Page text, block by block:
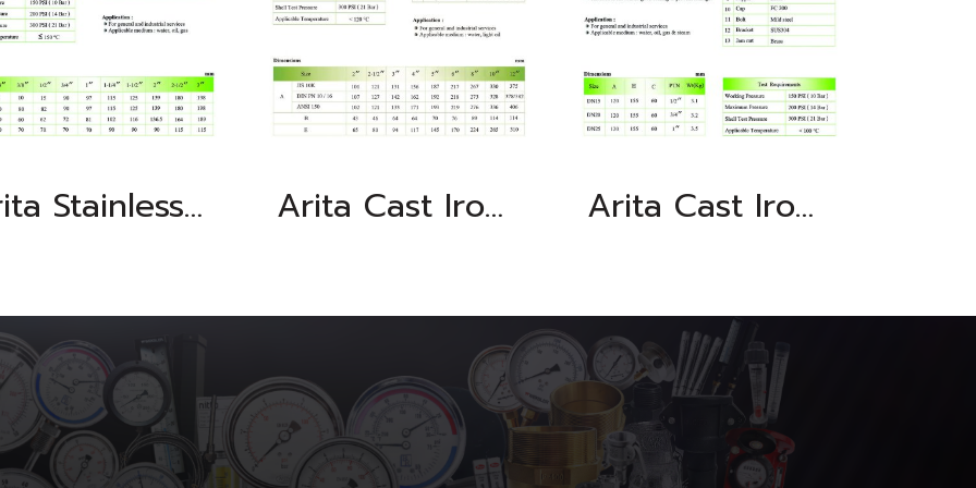
Arita Stainless Steel Globe Valve, BSPT Arita Cast Iron Double Door Wafer Check Valve, Universal Arita Cast Iron Automatic Air Vent Valve, BSPT